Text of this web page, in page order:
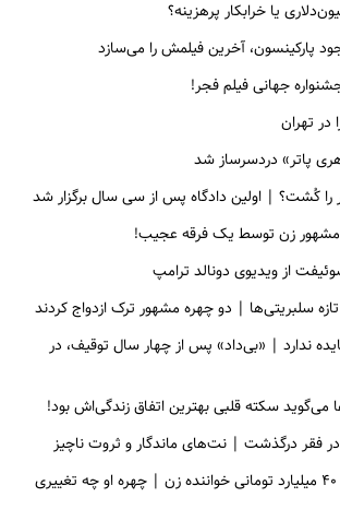
یا خرابکار پرهزینه؟
پارکینسون، آخرین فیلمش را می‌سازد
جهانی فیلم فجر!
در تهران
پاتر» دردسرساز شد
کُشت؟ | اولین دادگاه پس از سی سال برگزار شد
مشهور زن توسط یک فرقه عجیب!
از ویدیوی دونالد ترامپ
تازه سلبریتی‌ها | دو چهره مشهور ترک ازدواج کردند
ندارد | «بی‌داد» پس از چهار سال توقیف، در
سکته قلبی بهترین اتفاق زندگی‌اش بود!
در فقر درگذشت | نت‌های ماندگار و ثروت ناچیز
جنجال عمل جراحی ۴۰ میلیارد تومانی خواننده زن | چهره او چه تغییری